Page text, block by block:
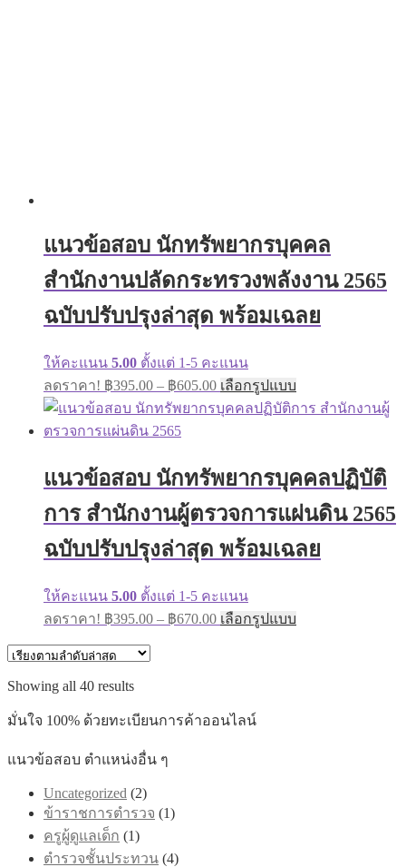
แนวข้อสอบ นักทรัพยากรบุคคล
สำนักงานปลัดกระทรวงพลังงาน 2565
ฉบับปรับปรุงล่าสุด พร้อมเฉลย
ให้คะแนน 5.00 ตั้งแต่ 1-5 คะแนน
ลดราคา! ฿395.00 – ฿605.00Price
range:
฿395.00
เลือกรูปแบบ
product
has
options
be
chosen
on
the
แนวข้อสอบ นักทรัพยากรบุคคลปฏิบัติ
การ สำนักงานผู้ตรวจการแผ่นดิน 2565
ฉบับปรับปรุงล่าสุด พร้อมเฉลย
ให้คะแนน 5.00 ตั้งแต่ 1-5 คะแนน
ลดราคา! ฿395.00 – ฿670.00Price
range:
เลือกรูปแบบ
product
Showing all 40 resultsSorted
latest
มั่นใจ 100% ด้วยทะเบียนการค้าออนไลน์
แนวข้อสอบ ตำแหน่งอื่น ๆ
Uncategorized (2)
ข้าราชการตำรวจ (1)
ครูผู้ดูแลเด็ก (1)
ตำรวจชั้นประทวน (4)